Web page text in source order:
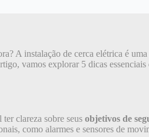
A instalação de cerca elétrica é
vamos explorar 5 dicas
clareza sobre seus objetivos de
como alarmes e sensores de